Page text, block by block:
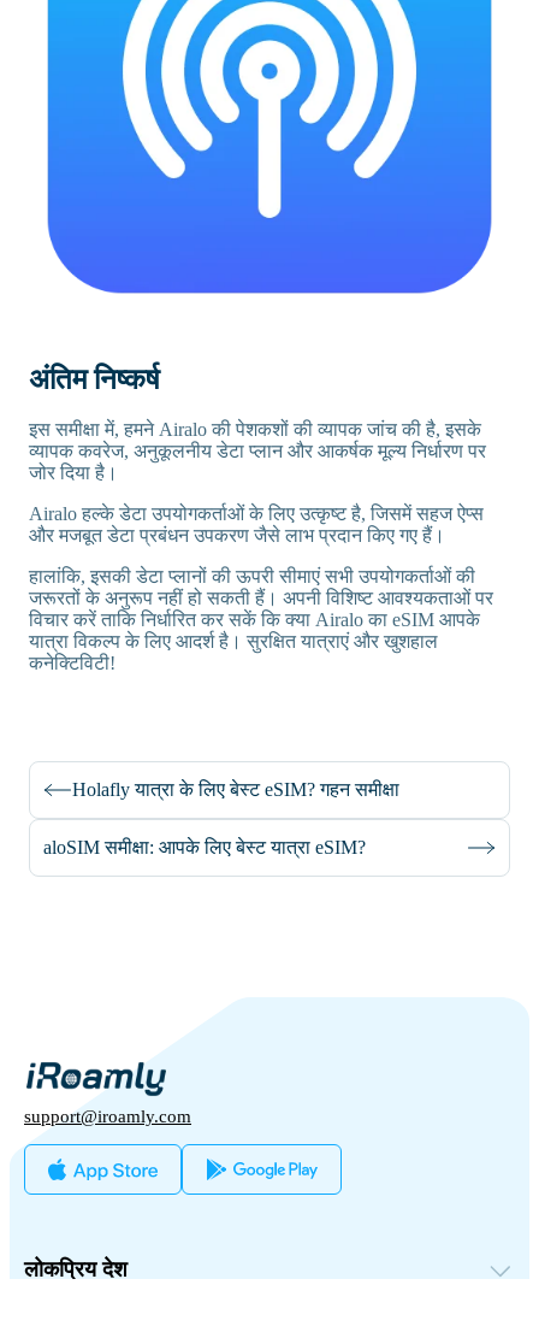
अंतिम निष्कर्ष
इस समीक्षा में, हमने Airalo की पेशकशों की व्यापक जांच की है, इसके
व्यापक कवरेज, अनुकूलनीय डेटा प्लान और आकर्षक मूल्य निर्धारण पर
जोर दिया है।
Airalo हल्के डेटा उपयोगकर्ताओं के लिए उत्कृष्ट है, जिसमें सहज ऐप्स
और मजबूत डेटा प्रबंधन उपकरण जैसे लाभ प्रदान किए गए हैं।
हालांकि, इसकी डेटा प्लानों की ऊपरी सीमाएं सभी उपयोगकर्ताओं की
जरूरतों के अनुरूप नहीं हो सकती हैं। अपनी विशिष्ट आवश्यकताओं पर
विचार करें ताकि निर्धारित कर सकें कि क्या Airalo का eSIM आपके
यात्रा विकल्प के लिए आदर्श है। सुरक्षित यात्राएं और खुशहाल
कनेक्टिविटी!
Holafly यात्रा के लिए बेस्ट eSIM? गहन समीक्षा
aloSIM समीक्षा: आपके लिए बेस्ट यात्रा eSIM?
support@iroamly.com
लोकप्रिय देश